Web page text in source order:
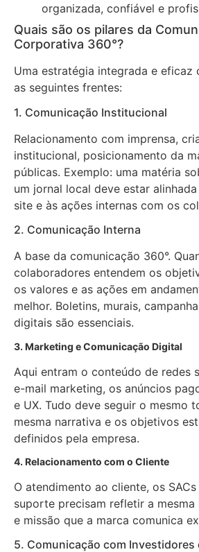
organizada, confiável e
Quais são os pilares da
Corporativa 360°?
Uma estratégia integrada e eficaz
as seguintes frentes:
1. Comunicação Institucional
Relacionamento com imprensa,
institucional, posicionamento da
públicas. Exemplo: uma matéria
um jornal local deve estar
site e às ações internas com os
2. Comunicação Interna
A base da comunicação 360°.
colaboradores entendem os
os valores e as ações em
melhor. Boletins, murais,
digitais são essenciais.
3. Marketing e Comunicação Digital
Aqui entram o conteúdo de redes
e-mail marketing, os anúncios
e UX. Tudo deve seguir o mesmo
mesma narrativa e os objetivos
definidos pela empresa.
4. Relacionamento com o Cliente
O atendimento ao cliente, os
suporte precisam refletir a mesma
e missão que a marca comunica
5. Comunicação com Investidores